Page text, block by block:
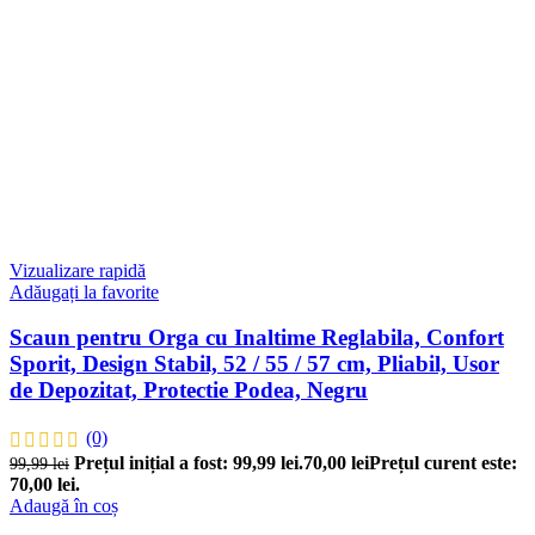
Vizualizare rapidă
Adăugați la favorite
Scaun pentru Orga cu Inaltime Reglabila, Confort
Sporit, Design Stabil, 52 / 55 / 57 cm, Pliabil, Usor
de Depozitat, Protectie Podea, Negru
(0)
99,99lei Prețul inițial a fost: 99,99 lei.70,00 leiPrețul curent este:
70,00 lei.
Adaugă în coș